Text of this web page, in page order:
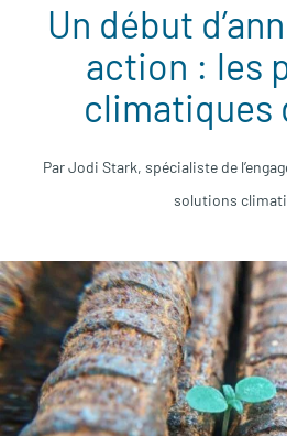
Un début
action : les
climatiques
Par Jodi Stark, spécialiste de
solutions